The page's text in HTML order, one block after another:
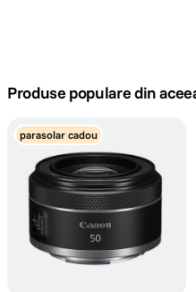
trepied telefon
peak design
5. lavaliera
6 canon sx740 hs
Produse populare din
parasolar cadou